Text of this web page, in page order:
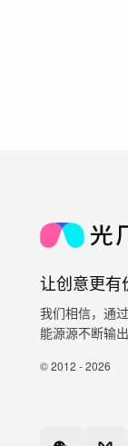
让创意更有
我们相信，通
能源源不断输
© 2012 - 2026